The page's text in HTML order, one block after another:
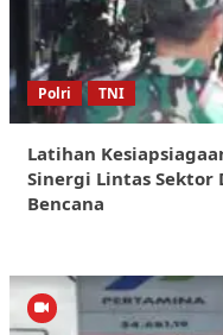
Polri TNI
Latihan
Sinergi Lintas Sektor
Bencana